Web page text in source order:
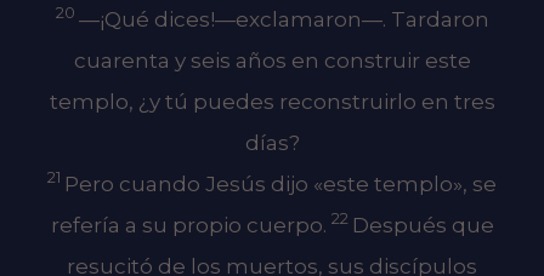
20 —¡Qué dices!—exclamaron—. Tardaron
cuarenta y seis años en construir este
templo, ¿y tú puedes reconstruirlo en tres
días?
21 Pero cuando Jesús dijo «este templo», se
refería a su propio cuerpo. 22 Después que
resucitó de los muertos, sus discípulos